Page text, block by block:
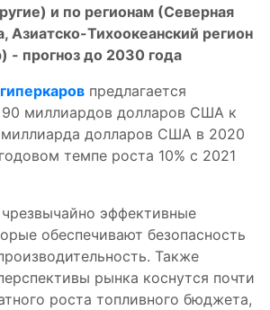
и по регионам (Северная
Азиатско-Тихоокеанский регион
- прогноз до 2030 года
предлагается
90 миллиардов долларов США к
миллиарда долларов США в 2020
темпе роста 10% с 2021
эффективные
обеспечивают безопасность
Также
рынка коснутся почти
роста топливного бюджета,